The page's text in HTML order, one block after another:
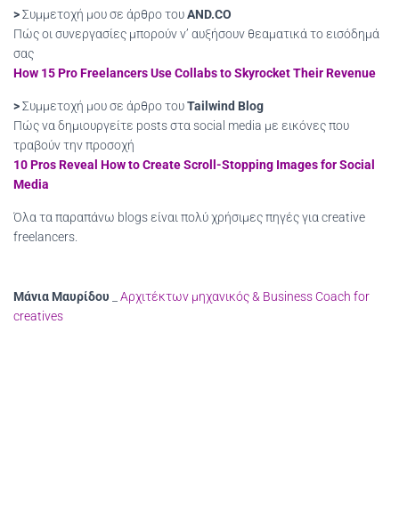
>Συμμετοχή μου σε άρθρο τουAND.CO
Πώς οι συνεργασίες μπορούν ν’ αυξήσουν θεαματικά το εισόδημά
σας
How 15 Pro Freelancers Use Collabs to Skyrocket Their Revenue
>Συμμετοχή μου σε άρθρο τουTailwind Blog
Πώς να δημιουργείτε posts στα social media με εικόνες που
τραβούν την προσοχή
10 Pros Reveal How to Create Scroll-Stopping Images for Social
Media
Όλα τα παραπάνω blogs είναι πολύ χρήσιμες πηγές για creative
freelancers.
Μάνια Μαυρίδου
Aρχιτέκτων μηχανικός & Βusiness Coach for
creatives